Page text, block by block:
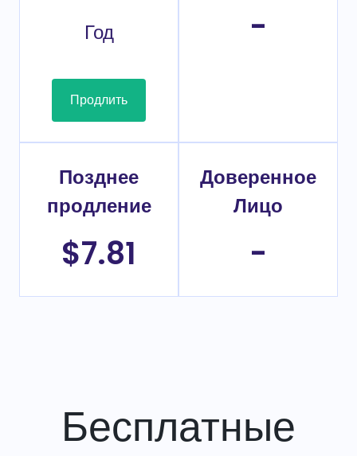
Год
Продлить
-
Позднее
продление
$7.81
Доверенное
Лицо
-
Бесплатные